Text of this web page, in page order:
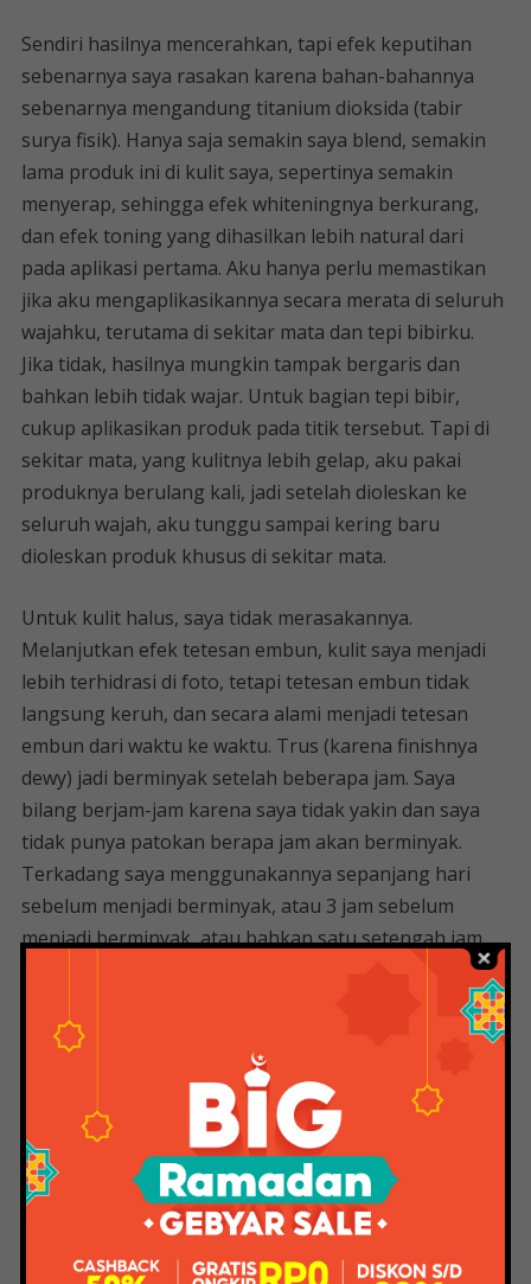
Sendiri hasilnya mencerahkan, tapi efek keputihan
sebenarnya saya rasakan karena bahan-bahannya
sebenarnya mengandung titanium dioksida (tabir
surya fisik). Hanya saja semakin saya blend, semakin
lama produk ini di kulit saya, sepertinya semakin
menyerap, sehingga efek whiteningnya berkurang,
dan efek toning yang dihasilkan lebih natural dari
pada aplikasi pertama. Aku hanya perlu memastikan
jika aku mengaplikasikannya secara merata di seluruh
wajahku, terutama di sekitar mata dan tepi bibirku.
Jika tidak, hasilnya mungkin tampak bergaris dan
bahkan lebih tidak wajar. Untuk bagian tepi bibir,
cukup aplikasikan produk pada titik tersebut. Tapi di
sekitar mata, yang kulitnya lebih gelap, aku pakai
produknya berulang kali, jadi setelah dioleskan ke
seluruh wajah, aku tunggu sampai kering baru
dioleskan produk khusus di sekitar mata.
Untuk kulit halus, saya tidak merasakannya.
Melanjutkan efek tetesan embun, kulit saya menjadi
lebih terhidrasi di foto, tetapi tetesan embun tidak
langsung keruh, dan secara alami menjadi tetesan
embun dari waktu ke waktu. Trus (karena finishnya
dewy) jadi berminyak setelah beberapa jam. Saya
bilang berjam-jam karena saya tidak yakin dan saya
tidak punya patokan berapa jam akan berminyak.
Terkadang saya menggunakannya sepanjang hari
sebelum menjadi berminyak, atau 3 jam sebelum
menjadi berminyak, atau bahkan satu setengah jam
sebelum menjadi berminyak. Itu tergantung pada apa
yang saya lakukan dan cuaca (untuk saya), jelas ketika
saya berkeringat itu membuat saya berminyak dan
ketika saya tidur siang itu membuat saya berminyak
juga. Hanya saja saya tidak masalah karena nyaman
bagi saya.
Padahal, produknya sendiri tidak mengklaim anti air,
saya hanya mencari iseng saja, dan hasilnya setelah
dicuci dengan air, kekuatan warnanya berkurang (bisa